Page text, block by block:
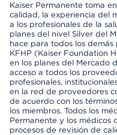
Kaiser Permanente toma
calidad, la experiencia del
a los profesionales de la
planes del nivel Silver del
hace para todos los
KFHP (Kaiser Foundation
en los planes del Mercado
acceso a todos los
profesionales,
en la red de proveedores
de acuerdo con los
los miembros. Todos los
Permanente y los médicos
procesos de revisión de